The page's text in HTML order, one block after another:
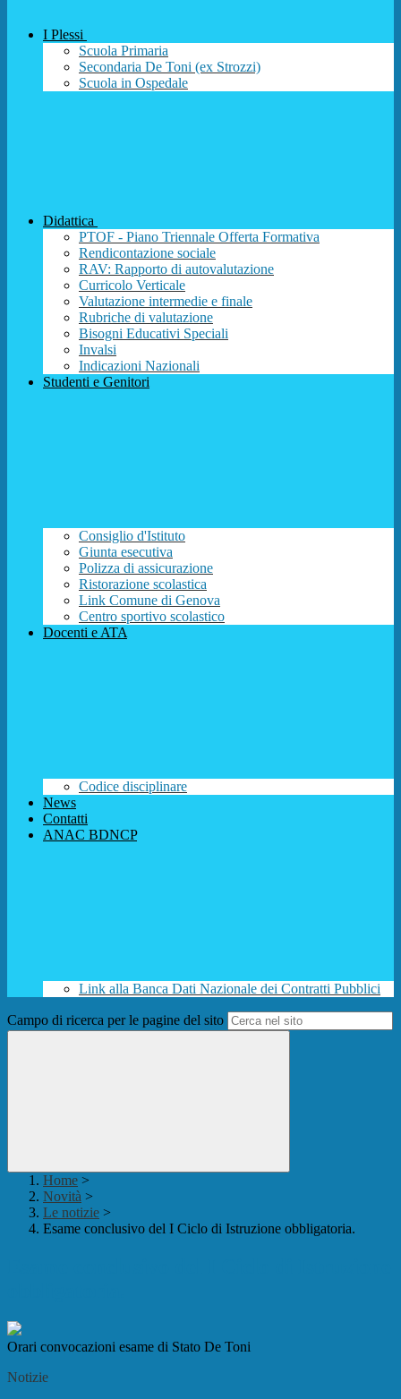
I Plessi
Scuola Primaria
Secondaria De Toni (ex Strozzi)
Scuola in Ospedale
Didattica
PTOF - Piano Triennale Offerta Formativa
Rendicontazione sociale
RAV: Rapporto di autovalutazione
Curricolo Verticale
Valutazione intermedie e finale
Rubriche di valutazione
Bisogni Educativi Speciali
Invalsi
Indicazioni Nazionali
Studenti e Genitori
Consiglio d'Istituto
Giunta esecutiva
Polizza di assicurazione
Ristorazione scolastica
Link Comune di Genova
Centro sportivo scolastico
Docenti e ATA
Codice disciplinare
News
Contatti
ANAC BDNCP
Link alla Banca Dati Nazionale dei Contratti Pubblici
Campo di ricerca per le pagine del sito
Home >
Novità >
Le notizie >
Esame conclusivo del I Ciclo di Istruzione obbligatoria.
Orari convocazioni esame di Stato De Toni
Notizie